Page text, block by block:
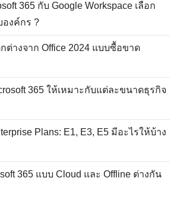
365 กับ Google Workspace เลือก
องค์กร ?
กต่างจาก Office 2024 แบบซื้อขาด
365 ให้เหมาะกับแต่ละขนาดธุรกิจ
Plans: E1, E3, E5 มีอะไรให้บ้าง
365 แบบ Cloud และ Offline ต่างกัน